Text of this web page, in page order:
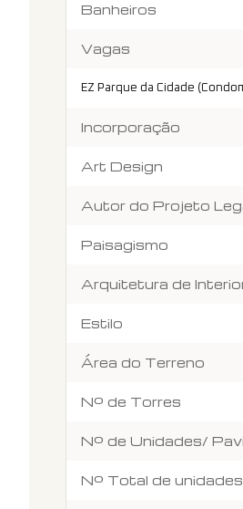
Banheiros
Vagas
EZ Parque da Cidade
Incorporação
Art Design
Autor do Projeto
Paisagismo
Arquitetura de
Estilo
Área do Terreno
Nº de Torres
Nº de Unidades/
Nº Total de unidades